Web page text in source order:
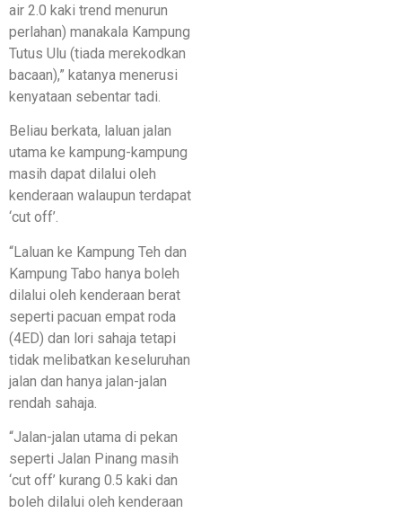
air 2.0 kaki trend menurun
perlahan) manakala Kampung
Tutus Ulu (tiada merekodkan
bacaan),” katanya menerusi
kenyataan sebentar tadi.
Beliau berkata, laluan jalan
utama ke kampung-kampung
masih dapat dilalui oleh
kenderaan walaupun terdapat
‘cut off’.
“Laluan ke Kampung Teh dan
Kampung Tabo hanya boleh
dilalui oleh kenderaan berat
seperti pacuan empat roda
(4ED) dan lori sahaja tetapi
tidak melibatkan keseluruhan
jalan dan hanya jalan-jalan
rendah sahaja.
“Jalan-jalan utama di pekan
seperti Jalan Pinang masih
‘cut off’ kurang 0.5 kaki dan
boleh dilalui oleh kenderaan